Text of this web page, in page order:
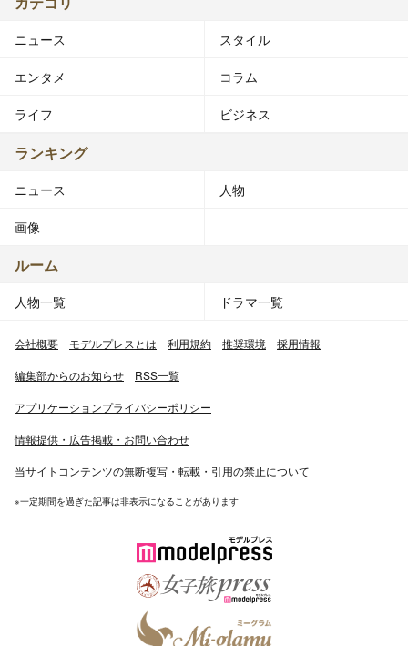
ニュース スタイル
エンタメ コラム
ライフ ビジネス
ランキング
ニュース 人物
画像
ルーム
人物一覧 ドラマ一覧
会社概要 モデルプレスとは 利用規約 推奨環境 採用情報
編集部からのお知らせ RSS一覧
アプリケーションプライバシーポリシー
情報提供・広告掲載・お問い合わせ
当サイトコンテンツの無断複写・転載・引用の禁止について
※一定期間を過ぎた記事は非表示になることがあります